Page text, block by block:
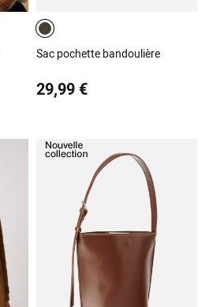
Sac pochette bandoulière
29,99 €